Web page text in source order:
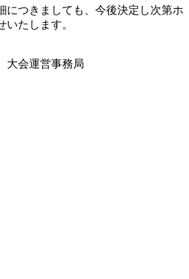
につきましても、今後決定し次第ホ
いたします。
会運営事務局